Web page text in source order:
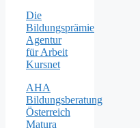
Die
Bildungsprämie
Agentur
für Arbeit
Kursnet
AHA
Bildungsberatung
Österreich
Matura